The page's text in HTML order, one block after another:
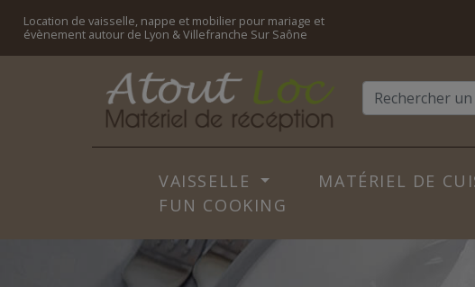
Location de vaisselle, nappe et mobilier pour mariage et
évènement autour de Lyon & Villefranche Sur Saône
VAISSELLE MATÉRIEL DE
FUN COOKING